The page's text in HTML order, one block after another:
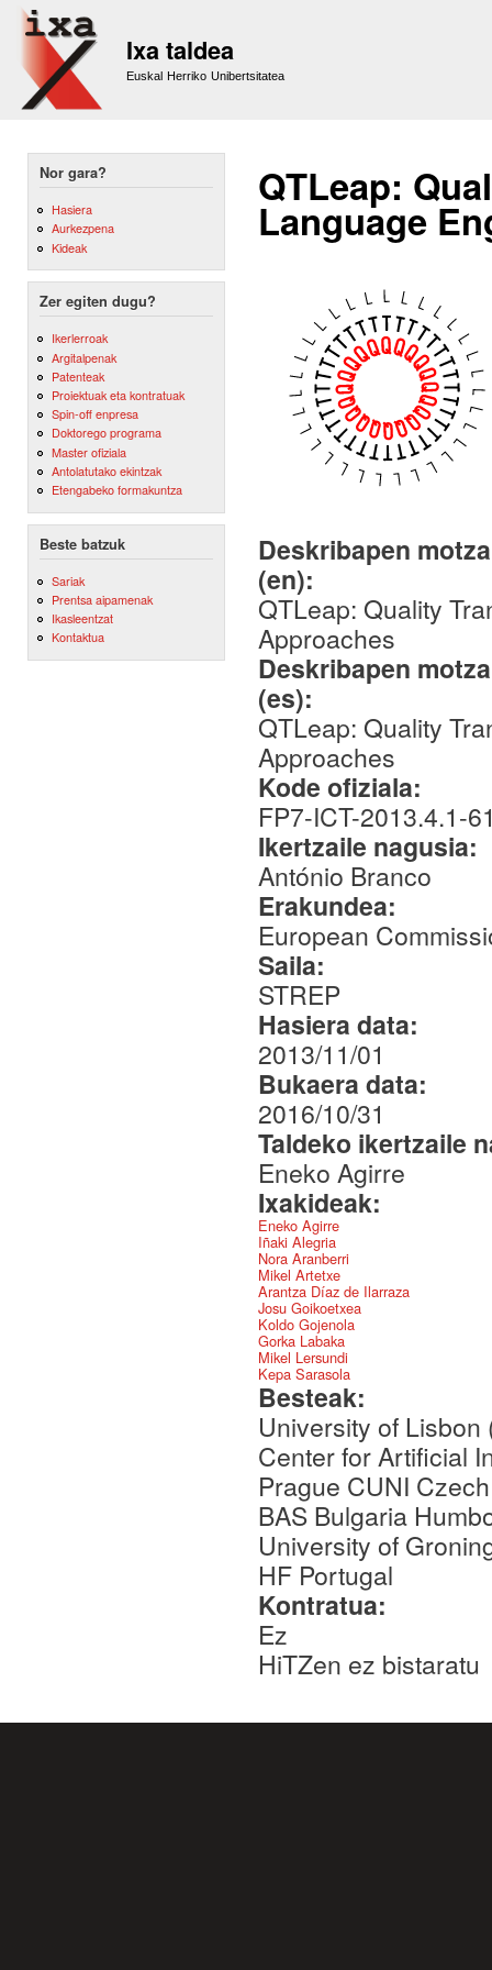
Ixa taldea
Euskal Herriko Unibertsitatea
Nor gara?
Hasiera
Aurkezpena
Kideak
Zer egiten dugu?
Ikerlerroak
Argitalpenak
Patenteak
Proiektuak eta kontratuak
Spin-off enpresa
Doktorego programa
Master ofiziala
Antolatutako ekintzak
Etengabeko formakuntza
Beste batzuk
Sariak
Prentsa aipamenak
Ikasleentzat
Kontaktua
QTLeap:
Language
Deskribapen
(en):
QTLeap: Quality
Approaches
Deskribapen
(es):
QTLeap: Quality
Approaches
Kode ofiziala:
FP7-ICT-2013.4.1-
Ikertzaile nagusia:
António Branco
Erakundea:
European
Saila:
STREP
Hasiera data:
2013/11/01
Bukaera data:
2016/10/31
Taldeko ikertzaile
Eneko Agirre
Ixakideak:
Eneko Agirre
Iñaki Alegria
Nora Aranberri
Mikel Artetxe
Arantza Díaz de Ilarraza
Josu Goikoetxea
Koldo Gojenola
Gorka Labaka
Mikel Lersundi
Kepa Sarasola
Besteak:
University of
Center for Artificial
Prague CUNI
BAS Bulgaria
University of
HF Portugal
Kontratua:
Ez
HiTZen ez bistaratu